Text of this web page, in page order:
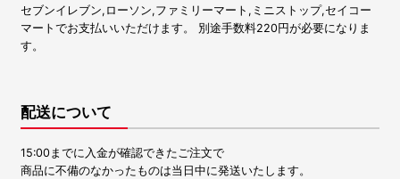
セブンイレブン,ローソン,ファミリーマート,ミニストップ,セイコー
マートでお支払いいただけます。 別途手数料220円が必要になりま
す。
配送について
15:00までに入金が確認できたご注文で
商品に不備のなかったものは当日中に発送いたします。